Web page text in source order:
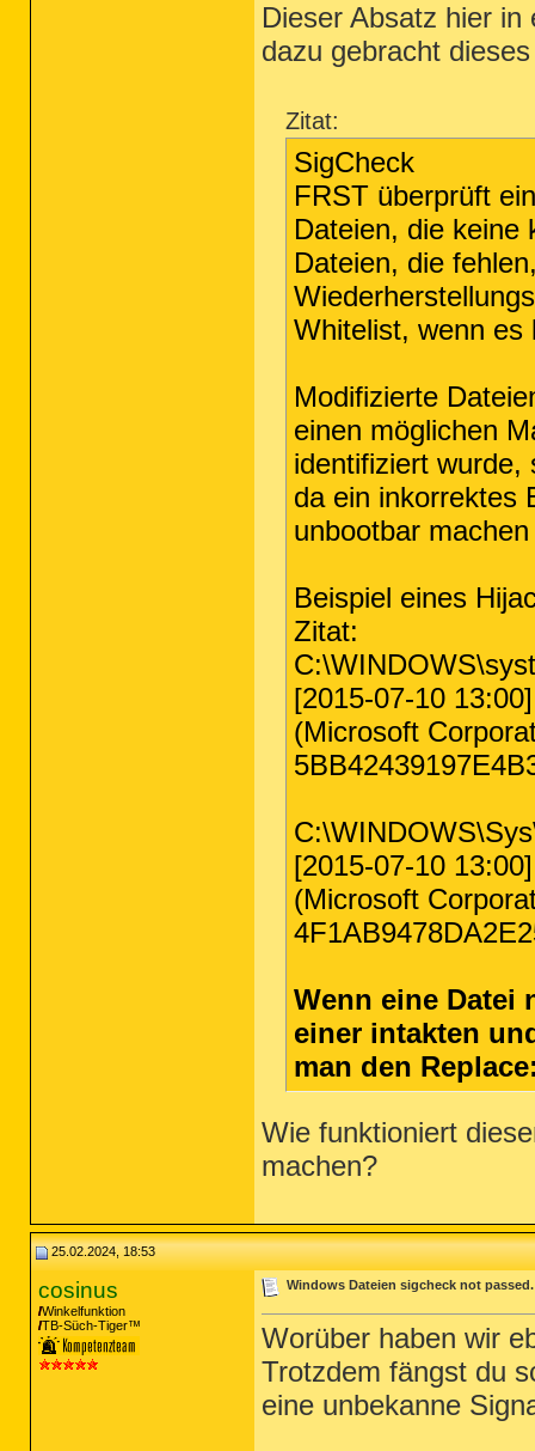
Dieser Absatz hier
dazu gebracht
Zitat:
SigCheck
FRST überprüft
Dateien, die keine
Dateien, die
Whitelist, wenn es
Modifizierte
einen möglichen
identifiziert wurde,
da ein inkorrektes
unbootbar
Beispiel eines
Zitat:
[2015-07-10
(Microsoft
[2015-07-10
(Microsoft
Wenn eine Datei
einer intakten
man den
Wie funktioniert
machen?
25.02.2024, 18:53
cosinus
Winkelfunktion
TB-Süch-Tiger™
Windows Dateien sigcheck not
Worüber haben wir
Trotzdem fängst du
eine unbekanne